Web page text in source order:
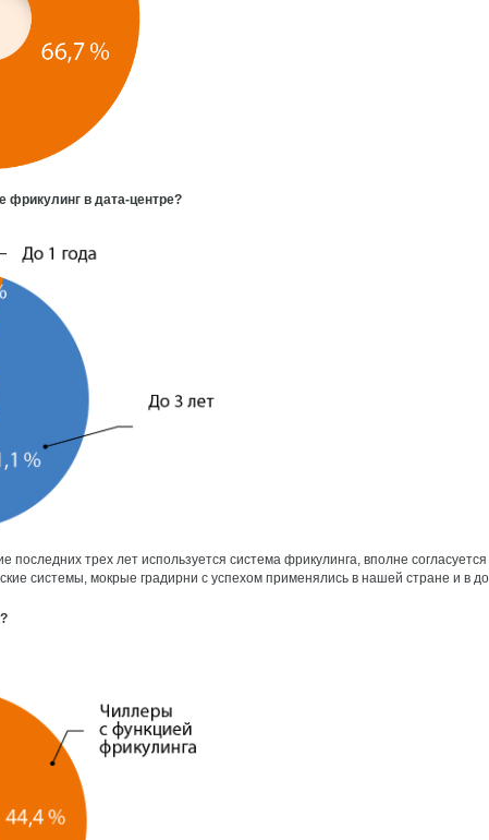
фрикулинг в дата-центре?
последних трех лет используется система фрикулинга, вполне
системы, мокрые градирни с успехом применялись в нашей стране и